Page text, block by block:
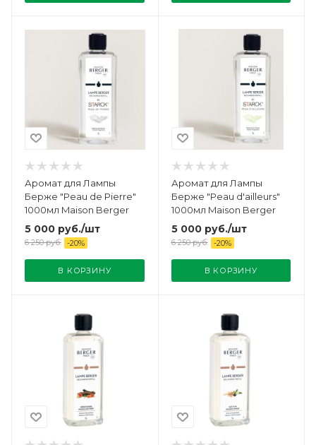
Аромат для Лампы
Берже "Peau de Pierre"
1000мл Maison Berger
5 000 руб./шт
6 250руб. -20%
В КОРЗИНУ
Аромат для Лампы
Берже "Peau d'ailleurs"
1000мл Maison Berger
5 000руб./шт
6 250руб. -20%
В КОРЗИНУ